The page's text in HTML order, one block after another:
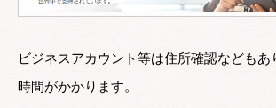
ビジネスアカウント等は住所確認などもあ
時間がかかります。